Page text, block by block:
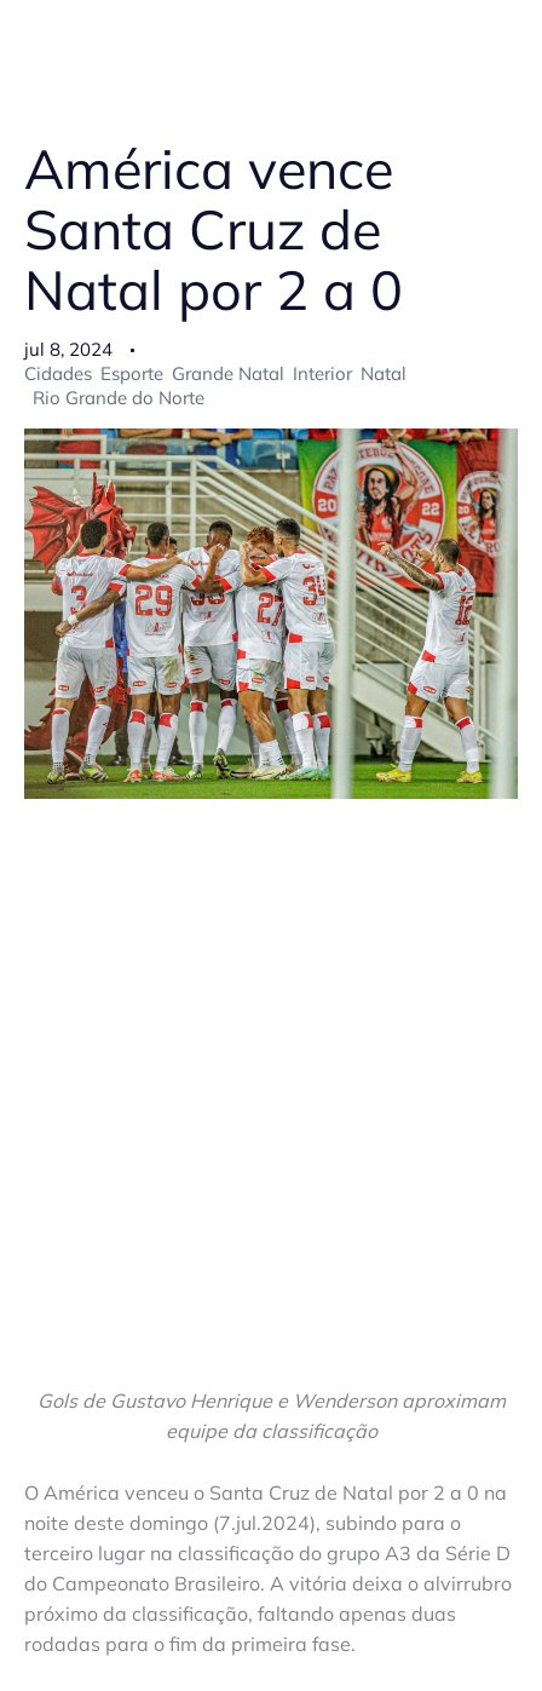
América vence
Santa Cruz de
Natal por 2 a 0
jul 8, 2024
Cidades Esporte Grande Natal Interior Natal
Rio Grande do Norte
Gols de Gustavo Henrique e Wenderson aproximam
equipe da classificação
O América venceu o Santa Cruz de Natal por 2 a 0 na
noite deste domingo (7.jul.2024), subindo para o
terceiro lugar na classificação do grupo A3 da Série D
do Campeonato Brasileiro. A vitória deixa o alvirrubro
próximo da classificação, faltando apenas duas
rodadas para o fim da primeira fase.